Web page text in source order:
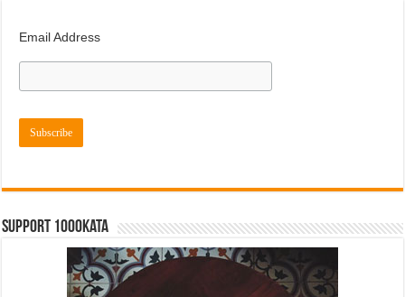
Email Address
Support 1000kata